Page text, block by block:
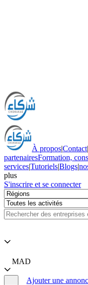
À propos|Contact|
partenairesFormation,
services|Tutoriels|Blogs|
plus
S'inscrire et se connecter
MAD
Ajouter une